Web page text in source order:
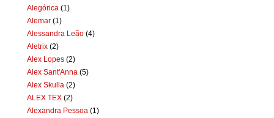
Alegórica (1)
Alemar (1)
Alessandra Leão (4)
Aletrix (2)
Alex Lopes (2)
Alex Sant'Anna (5)
Alex Skulla (2)
ALEX TEX (2)
Alexandra Pessoa (1)